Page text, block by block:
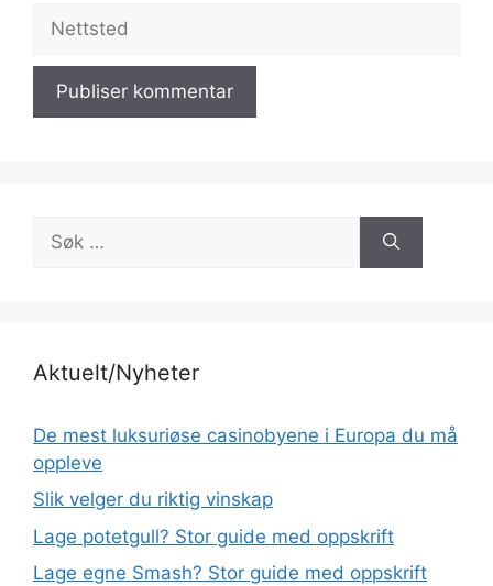
etter:
Aktuelt/Nyheter
De mest luksuriøse casinobyene i Europa du må
oppleve
Slik velger du riktig vinskap
Lage potetgull? Stor guide med oppskrift
Lage egne Smash? Stor guide med oppskrift